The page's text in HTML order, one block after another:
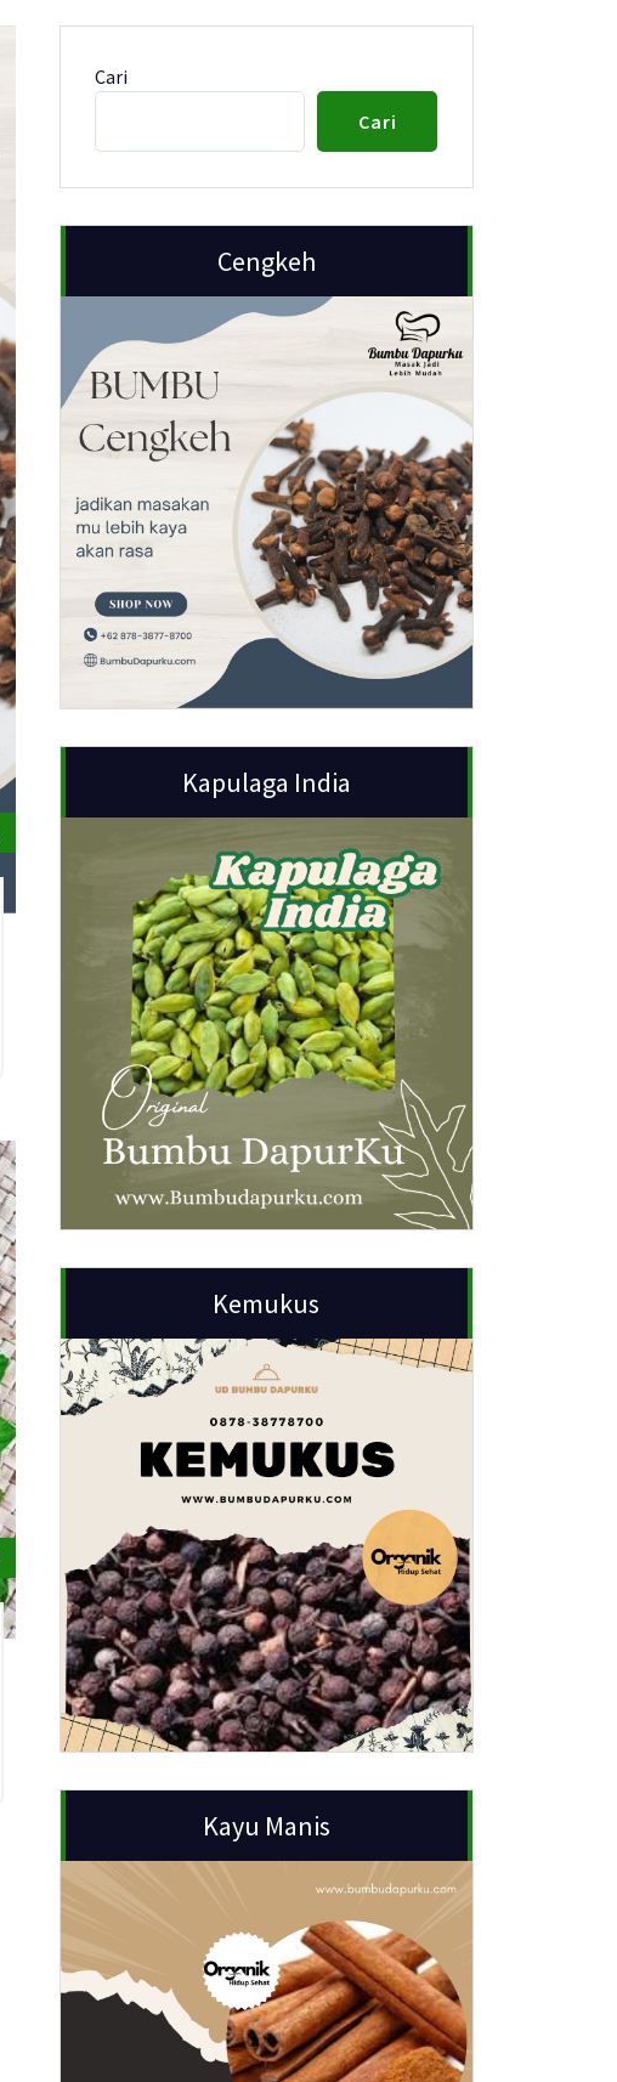
Cari
Cari
Cengkeh
Kapulaga India
Kemukus
Kayu Manis